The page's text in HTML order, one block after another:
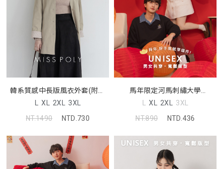
韓系質感中長版風衣外套(附綁
帶) MISS
L XL 2XL 3XL
NT.1490
NTD.730
馬年限定河馬刺繡大學
TEE(unisex)
L XL 2XL 3XL
NT.890
NTD.436